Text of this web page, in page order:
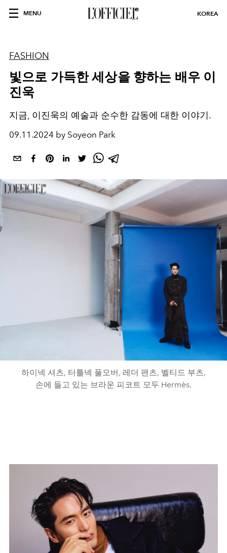
MENU KOREA
FASHION
빛으로 가득한 세상을 향하는 배우 이
진욱
지금, 이진욱의 예술과 순수한 감동에 대한 이야기.
09.11.2024 by Soyeon Park
하이넥 셔츠, 터틀넥 풀오버, 레더 팬츠, 벨티드 부츠,
손에 들고 있는 브라운 피코트 모두 Hermès.